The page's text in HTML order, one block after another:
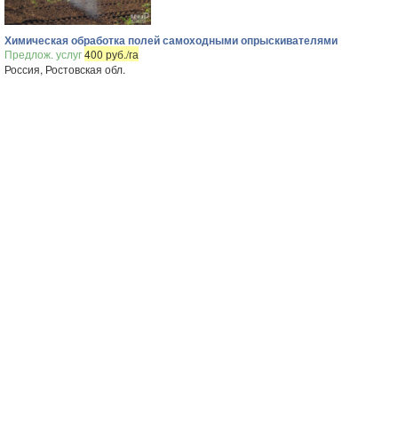
Химическая обработка полей самоходными опрыскивателями
Предлож. услуг400 руб./га
Россия, Ростовская обл.